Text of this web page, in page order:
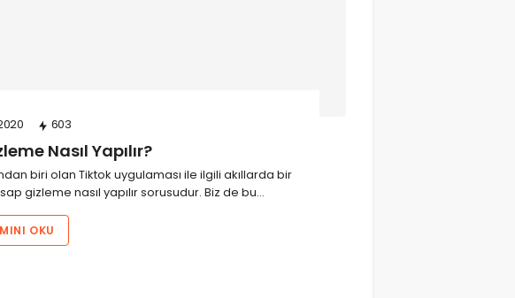
603
Nasıl Yapılır?
biri olan Tiktok uygulaması ile ilgili akıllarda bir
gizleme nasıl yapılır sorusudur. Biz de bu…
OKU